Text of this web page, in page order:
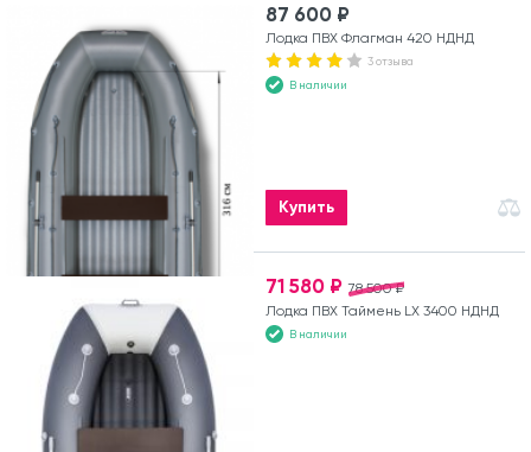
87 600 ₽
Лодка ПВХ Флагман 420 НДНД
3 отзыва
В наличии
Купить
78 500 ₽
71 580 ₽
Лодка ПВХ Таймень LX 3400 НДНД
В наличии